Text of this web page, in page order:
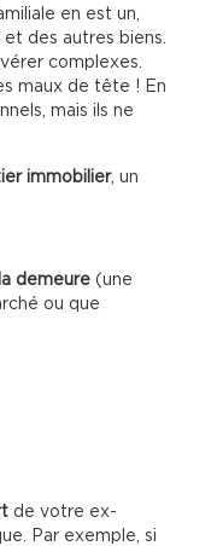
en est un,
des autres biens.
complexes.
maux de tête ! En
mais ils ne
immobilier, un
demeure (une
ou que
de votre ex-
Par exemple, si